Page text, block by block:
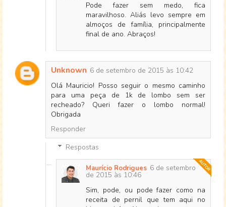
Pode fazer sem medo, fica
maravilhoso. Aliás levo sempre em
almoços de família, principalmente
final de ano. Abraços!
Unknown 6 de setembro de 2015 às 10:42
Olá Mauricio! Posso seguir o mesmo caminho
para uma peça de 1k de lombo sem ser
recheado? Queri fazer o lombo normal!
Obrigada
Responder
Respostas
Maurício Rodrigues 6 de setembro
de 2015 às 10:46
Sim, pode, ou pode fazer como na
receita de pernil que tem aqui no